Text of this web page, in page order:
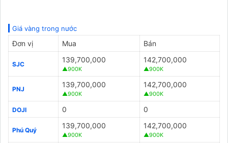
Giá vàng trong nước
Đơn vị Mua Bán
SJC
139,700,000
▲900K
142,700,000
▲900K
PNJ
139,700,000
▲900K
142,700,000
▲900K
DOJI 0 0
Phú Quý
139,700,000
▲900K
142,700,000
▲900K